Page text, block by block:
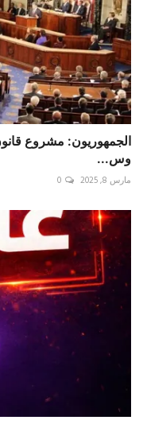
الجمهوريون: مشروع
وس...
مارس 8, 2025 0